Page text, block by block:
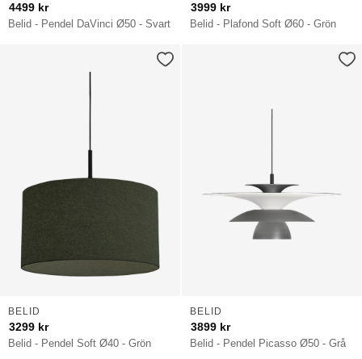
Belid - Pendel DaVinci Ø50 - Svart
4499 kr
Belid - Plafond Soft Ø60 - Grön
3999 kr
Belid - Pendel Soft Ø40 - Grön
BELID
3299 kr
Belid - Pendel Picasso Ø50 - Grå
BELID
3899 kr